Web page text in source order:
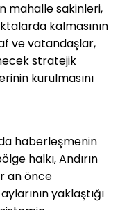
mahalle sakinleri,
kalmasının
ve vatandaşlar,
stratejik
kurulmasını
haberleşmenin
halkı, Andırın
an önce
yaklaştığı